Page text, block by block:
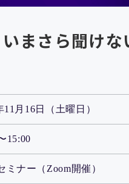
まさら聞け
11月16日（土曜日）
15:00
ミナー（Zoom開催）